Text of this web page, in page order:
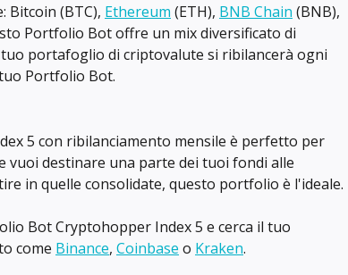
Bitcoin (BTC), Ethereum (ETH), BNB Chain (BNB),
Portfolio Bot offre un mix diversificato di
portafoglio di criptovalute si ribilancerà ogni
Portfolio Bot.
5 con ribilanciamento mensile è perfetto per
vuoi destinare una parte dei tuoi fondi alle
in quelle consolidate, questo portfolio è l'ideale.
Bot Cryptohopper Index 5 e cerca il tuo
come Binance, Coinbase o Kraken.